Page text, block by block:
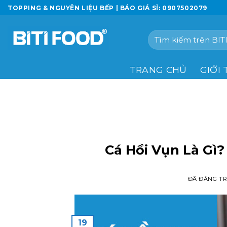
Chuyển
đến
dung
TOPPING & NGUYÊN LIỆU BẾP | BÁO GIÁ SỈ: 0907502079
Tìm
kiếm:
TRANG CHỦ GIỚI
Cá Hồi Vụn Là
ĐÃ ĐĂNG
19